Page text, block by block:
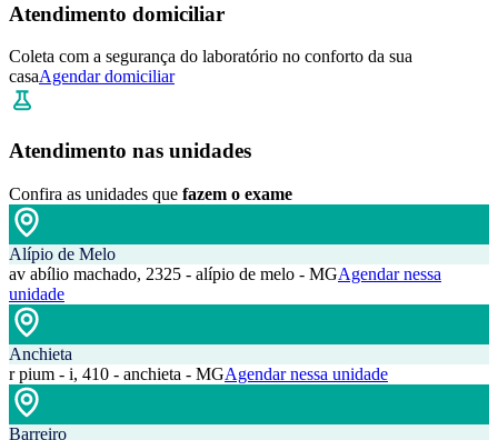
Atendimento domiciliar
Coleta com a segurança do laboratório no conforto da sua
casaAgendar domiciliar
Atendimento nas unidades
Confira as unidades que fazem o exame
Alípio de Melo
av abílio machado, 2325 - alípio de melo - MGAgendar nessa
unidade
Anchieta
r pium - i, 410 - anchieta - MGAgendar nessa unidade
Barreiro